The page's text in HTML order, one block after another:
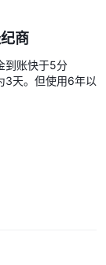
商
到账快于5分
3天。但使用6年以